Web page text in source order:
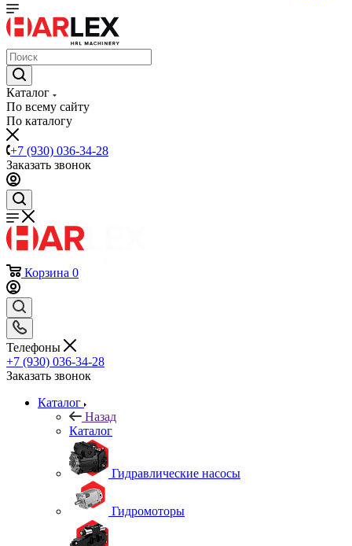
Каталог
По всему сайту
По каталогу
+7 (930) 036-34-28
Заказать звонок
Корзина 0
Телефоны
+7 (930) 036-34-28
Заказать звонок
Каталог
Назад
Каталог
Гидравлические насосы
Гидромоторы